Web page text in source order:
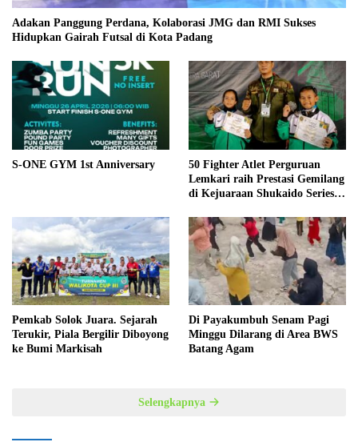
Adakan Panggung Perdana, Kolaborasi JMG dan RMI Sukses
Hidupkan Gairah Futsal di Kota Padang
S-ONE GYM 1st Anniversary
50 Fighter Atlet Perguruan
Lemkari raih Prestasi Gemilang
di Kejuaraan Shukaido Series 1
Pemkab Solok Juara. Sejarah
Terukir, Piala Bergilir Diboyong
ke Bumi Markisah
Di Payakumbuh Senam Pagi
Minggu Dilarang di Area BWS
Batang Agam
Selengkapnya